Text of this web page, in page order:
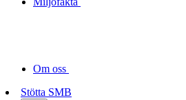
Om oss
Stötta SMB